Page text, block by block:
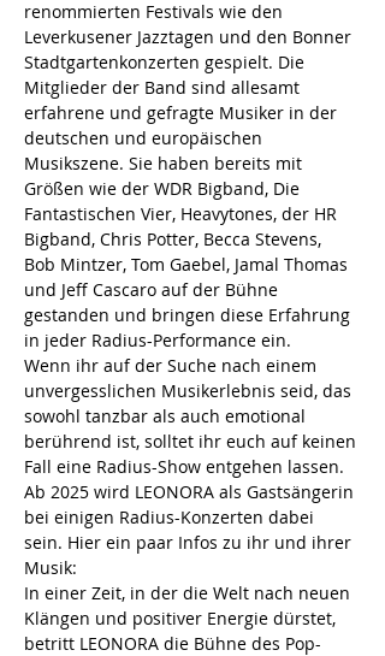
renommierten Festivals wie den
Leverkusener Jazztagen und den Bonner
Stadtgartenkonzerten gespielt. Die
Mitglieder der Band sind allesamt
erfahrene und gefragte Musiker in der
deutschen und europäischen
Musikszene. Sie haben bereits mit
Größen wie der WDR Bigband, Die
Fantastischen Vier, Heavytones, der HR
Bigband, Chris Potter, Becca Stevens,
Bob Mintzer, Tom Gaebel, Jamal Thomas
und Jeff Cascaro auf der Bühne
gestanden und bringen diese Erfahrung
in jeder Radius-Performance ein.
Wenn ihr auf der Suche nach einem
unvergesslichen Musikerlebnis seid, das
sowohl tanzbar als auch emotional
berührend ist, solltet ihr euch auf keinen
Fall eine Radius-Show entgehen lassen.
Ab 2025 wird LEONORA als Gastsängerin
bei einigen Radius-Konzerten dabei
sein. Hier ein paar Infos zu ihr und ihrer
Musik:
In einer Zeit, in der die Welt nach neuen
Klängen und positiver Energie dürstet,
betritt LEONORA die Bühne des Pop-